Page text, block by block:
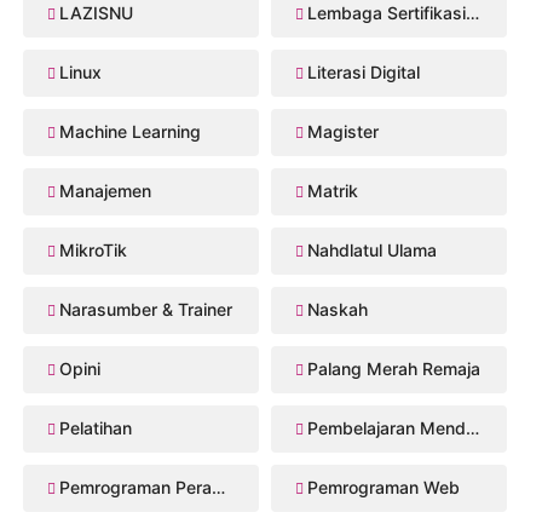
LAZISNU Lembaga Sertifikasi Profesi
Linux Literasi Digital
Machine Learning Magister
Manajemen Matrik
MikroTik Nahdlatul Ulama
Narasumber & Trainer Naskah
Opini Palang Merah Remaja
Pelatihan Pembelajaran Mendalam
Pemrograman Perangkat Bergerak Pemrograman Web